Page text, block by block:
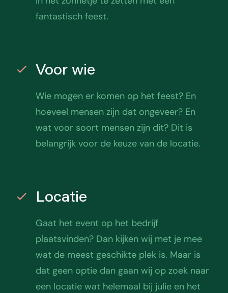
fantastisch feest.
Voor wie
Wie mogen er komen op het feest? En
hoeveel mensen zijn dat ongeveer? En
wat voor soort mensen zijn dit? Dit is
belangrijk voor de keuze van de locatie.
Locatie
Gaat het event op het bedrijf
plaatsvinden? Dan kijken wij met je mee
wat de meest geschikte plek is. Maar is
dat geen optie dan gaan wij op zoek naar
een locatie wat helemaal bij julie en het